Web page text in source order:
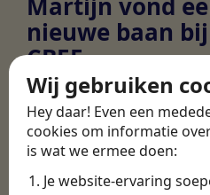
Wij gebruiken
Hey daar! Even een
cookies om informatie
is wat we ermee doen:
Je website-ervaring
nieuwe baan bij
CBEE
Door Swipe4Work heb
makkelijke,
een hele leuke nieuwe
veel nieuwe uitdagingen!